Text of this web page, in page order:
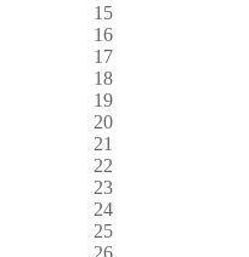
15
16
17
18
19
20
21
22
23
24
25
26